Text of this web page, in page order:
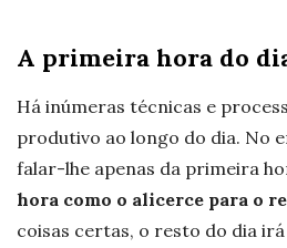
A primeira hora do
Há inúmeras técnicas e
produtivo ao longo do dia. No
falar-lhe apenas da primeira
hora como o alicerce para o
coisas certas, o resto do dia